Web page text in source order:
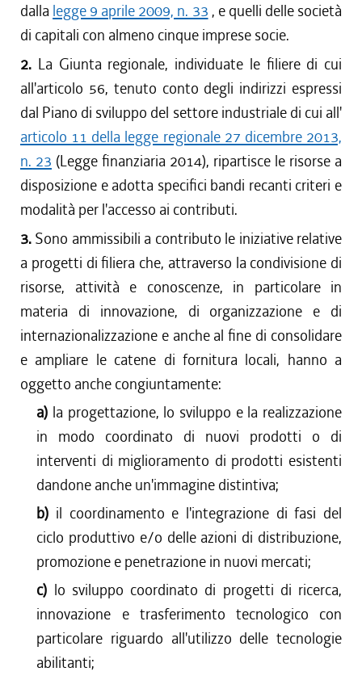
dalla legge 9 aprile 2009, n. 33 , e quelli delle società
di capitali con almeno cinque imprese socie.
2. La Giunta regionale, individuate le filiere di cui
all'articolo 56, tenuto conto degli indirizzi espressi
dal Piano di sviluppo del settore industriale di cui all'
articolo 11 della legge regionale 27 dicembre 2013,
n. 23 (Legge finanziaria 2014), ripartisce le risorse a
disposizione e adotta specifici bandi recanti criteri e
modalità per l'accesso ai contributi.
3. Sono ammissibili a contributo le iniziative relative
a progetti di filiera che, attraverso la condivisione di
risorse, attività e conoscenze, in particolare in
materia di innovazione, di organizzazione e di
internazionalizzazione e anche al fine di consolidare
e ampliare le catene di fornitura locali, hanno a
oggetto anche congiuntamente:
a) la progettazione, lo sviluppo e la realizzazione
in modo coordinato di nuovi prodotti o di
interventi di miglioramento di prodotti esistenti
dandone anche un'immagine distintiva;
b) il coordinamento e l'integrazione di fasi del
ciclo produttivo e/o delle azioni di distribuzione,
promozione e penetrazione in nuovi mercati;
c) lo sviluppo coordinato di progetti di ricerca,
innovazione e trasferimento tecnologico con
particolare riguardo all'utilizzo delle tecnologie
abilitanti;